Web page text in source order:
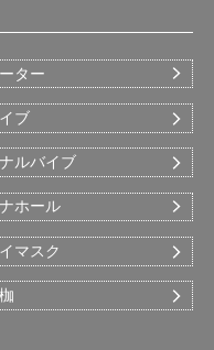
ター
ブ
ルバイブ
ホール
マスク